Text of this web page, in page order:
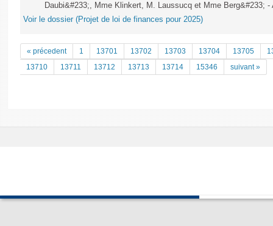
Daubi&#233;, Mme Klinkert, M. Laussucq et Mme Berg&#233;
Voir le dossier (Projet de loi de finances pour 2025)
« précedent 1 13701 13702 13703 13704 13705
13710
13711 13712 13713 13714 15346 suivant »